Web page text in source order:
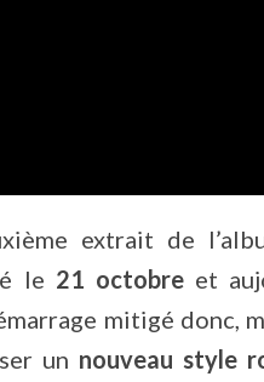
extrait de
le 21 octobreet
mitigé donc,
un nouveau style